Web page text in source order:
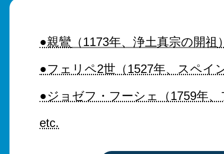
●親鸞 （1173年、浄土真宗の開祖
●フェリペ2世（1527年、スペイ
●ジョゼフ・フーシェ（1759年
etc.